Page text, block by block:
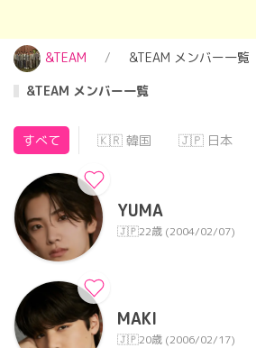
&TEAM
&TEAM メンバー一覧
&TEAM メンバー一覧
すべて 🇰🇷 韓国 🇯🇵 日本
YUMA
🇯🇵22歳 (2004/02/07)
MAKI
🇯🇵20歳 (2006/02/17)